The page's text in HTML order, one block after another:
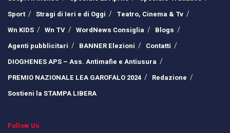
Sport
Stragi di Ieri e di Oggi
Teatro, Cinema & Tv
Wn KIDS
Wn TV WordNews Consiglia
Blogs
Agenti pubblicitari
BANNER Elezioni
Contatti
DIOGHENES APS – Ass. Antimafie e Antiusura
PREMIO NAZIONALE LEA GAROFALO 2024
Redazione
Sostieni la STAMPA LIBERA
Follow Us